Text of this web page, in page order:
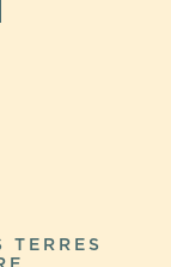
TERRES